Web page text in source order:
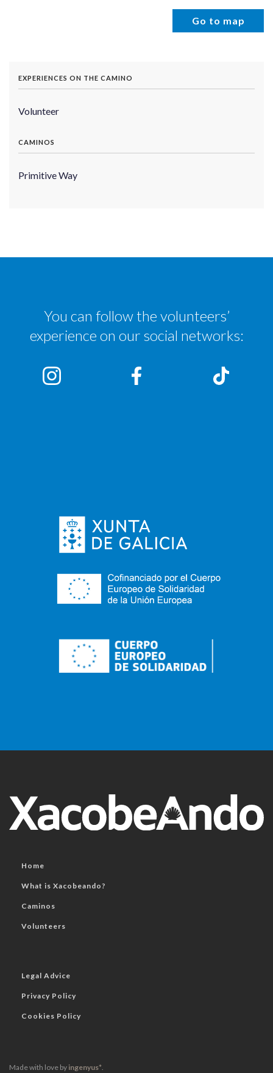
Go to map
EXPERIENCES ON THE CAMINO
Volunteer
CAMINOS
Primitive Way
You can follow the volunteers’
experience on our social networks:
Home
What is Xacobeando?
Caminos
Volunteers
Legal Advice
Privacy Policy
Cookies Policy
Made with love by ingenyus*.